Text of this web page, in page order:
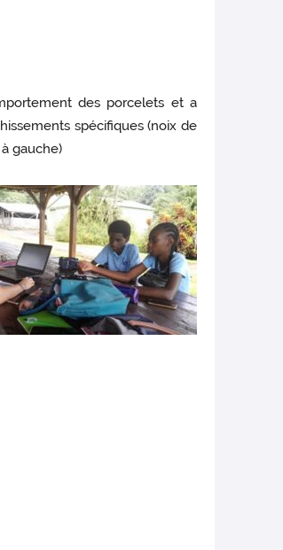
des porcelets et a
spécifiques (noix de
gauche)